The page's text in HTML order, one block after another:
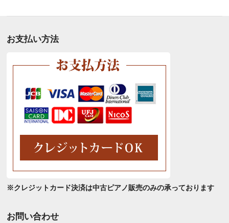
カ
お支払い方法
※クレジットカード決済は中古ピアノ販売のみの承っております
お問い合わせ